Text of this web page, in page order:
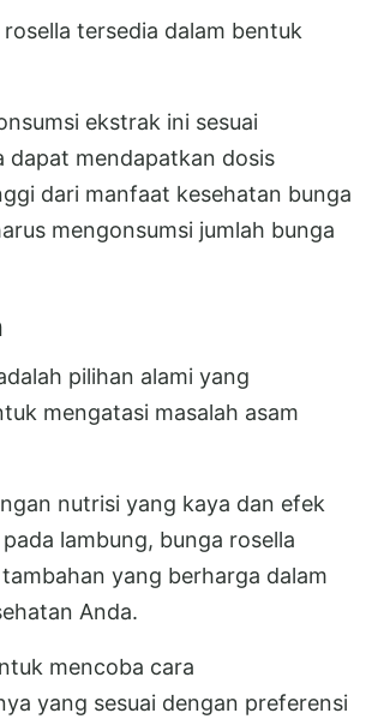
tersedia dalam bentuk
ekstrak ini sesuai
dapat mendapatkan dosis
dari manfaat kesehatan bunga
mengonsumsi jumlah bunga
pilihan alami yang
mengatasi masalah asam
nutrisi yang kaya dan efek
lambung, bunga rosella
yang berharga dalam
Anda.
mencoba cara
yang sesuai dengan preferensi